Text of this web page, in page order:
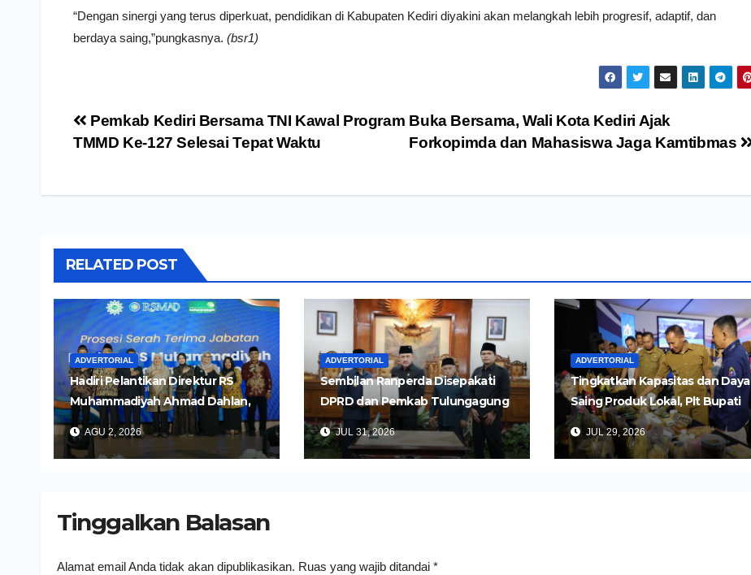
“Dengan sinergi yang terus diperkuat, pendidikan di Kabupaten Kediri diyakini akan melangkah lebih progresif, adaptif, dan
berdaya saing,”pungkasnya. (bsr1)
Navigasi
pos
Buka Bersama, Wali Kota Kediri Ajak
Forkopimda dan Mahasiswa Jaga Kamtibmas
Pemkab Kediri Bersama TNI Kawal Program
TMMD Ke-127 Selesai Tepat Waktu
RELATED POST
ADVERTORIAL
Hadiri Pelantikan Direktur RS
Muhammadiyah Ahmad Dahlan,
Wali Kota Kediri Tekankan
Pelayanan Kesehatan yang
Humanis
AGU 2, 2026
ADVERTORIAL
Sembilan Ranperda Disepakati
DPRD dan Pemkab Tulungagung
Untuk Perkuat Pembangunan
Daerah
JUL 31, 2026
ADVERTORIAL
Tingkatkan Kapasitas dan Daya
Saing Produk Lokal, Plt Bupati
Tulungagung Buka Seminar
Impor dan Ekspor Produk UMKM
JUL 29, 2026
Tinggalkan Balasan
Alamat email Anda tidak akan dipublikasikan. Ruas yang wajib ditandai *